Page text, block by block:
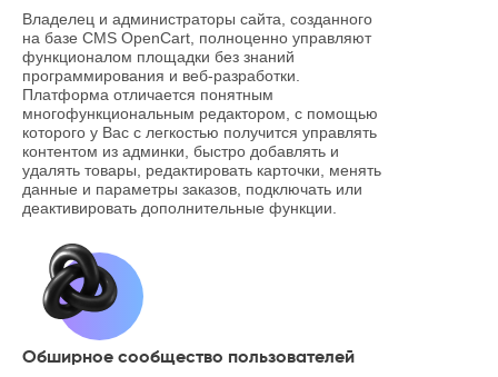
Владелец и администраторы сайта, созданного
на базе CMS OpenCart, полноценно управляют
функционалом площадки без знаний
программирования и веб-разработки.
Платформа отличается понятным
многофункциональным редактором, с помощью
которого у Вас с легкостью получится управлять
контентом из админки, быстро добавлять и
удалять товары, редактировать карточки, менять
данные и параметры заказов, подключать или
деактивировать дополнительные функции.
Обширное сообщество пользователей